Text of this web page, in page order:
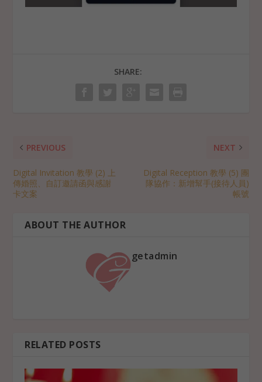
SHARE:
PREVIOUS
Digital Invitation 教學 (2) 上
傳婚照、自訂邀請函與感謝
卡文案
NEXT
Digital Reception 教學 (5) 團
隊協作：新增幫手(接待人員)
帳號
ABOUT THE AUTHOR
getadmin
RELATED POSTS